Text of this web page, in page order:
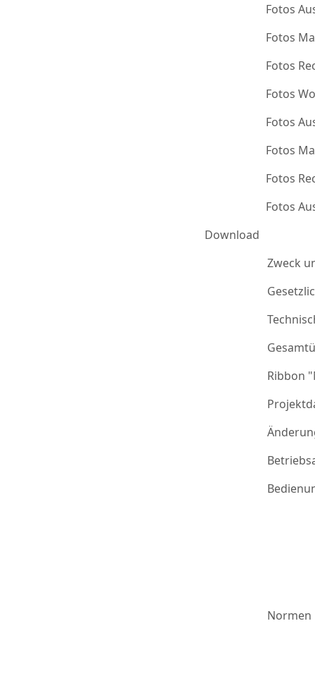
Fotos
Fotos
Fotos
Fotos
Fotos
Fotos
Fotos
Fotos
Download
Zweck
Ribbon
Normen